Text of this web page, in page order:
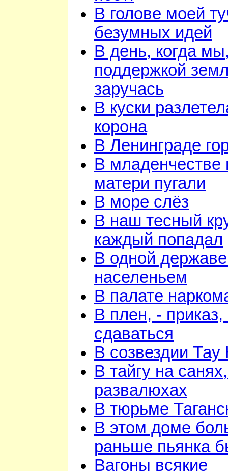
В голове моей
безумных идей
В день, когда
поддержкой
заручась
В куски
корона
В Ленинграде
В младенчестве
матери пугали
В море слёз
В наш тесный
каждый попадал
В одной
населеньем
В палате
В плен, - приказ,
сдаваться
В созвездии Тау
В тайгу на
развалюхах
В тюрьме
В этом доме
раньше пьянка
Вагоны всякие